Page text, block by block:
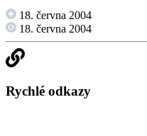
18. června 2004
18. června 2004
Rychlé odkazy